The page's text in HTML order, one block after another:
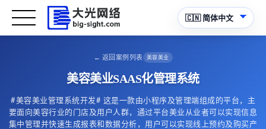
← 返回案例列表 美容美业
美容美业SAAS化管理系统
#美容美业管理系统开发# 这是一款由小程序及管理端组成的平台，主
要面向美容行业的门店及用户人群，通过平台美业从业者可以实现信息
集中管理并快速生成报表和数据分析，用户可以实现线上预约及购买产